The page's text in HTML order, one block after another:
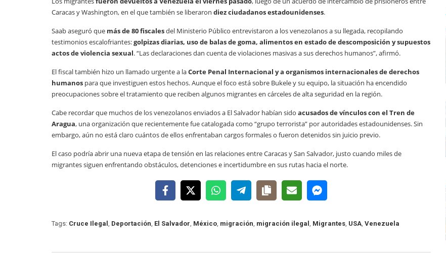
Caracas y Washington, en el que también se liberaron diez ciudadanos estadounidenses.
Saab aseguró que más de 80 fiscalesdel Ministerio Público entrevistaron a los venezolanos a su llegada, recopilando
testimonios escalofriantes:golpizas diarias, uso de balas de goma, alimentos en estado de descomposición y supuestos
actos de violencia sexual. “Las declaraciones dan cuenta de violaciones masivas a sus derechos humanos”, afirmó.
El fiscal también hizo un llamado urgente a laCorte Penal Internacional y a organismos internacionales de derechos
humanos para que investiguen estos hechos. Aunque el foco está sobre Bukele y su equipo, la situación ha encendido
preocupaciones sobre el tratamiento que reciben algunos migrantes en cárceles de alta seguridad en la región.
Cabe recordar que muchos de los venezolanos enviados a El Salvador habían sido acusados de vínculos con el Tren de
Aragua, una organización que recientemente fue catalogada como “grupo terrorista” por autoridades estadounidenses. Sin
embargo, aún no está claro cuántos de ellos enfrentaban cargos formales o fueron detenidos sin juicio previo.
El caso podría abrir una nueva etapa de tensión en las relaciones entre Caracas y San Salvador, justo cuando miles de
migrantes siguen enfrentando obstáculos, detenciones e incertidumbre en sus rutas hacia el norte.
Tags: Cruce Ilegal Deportación El Salvador México migración migración ilegal Migrantes USA Venezuela